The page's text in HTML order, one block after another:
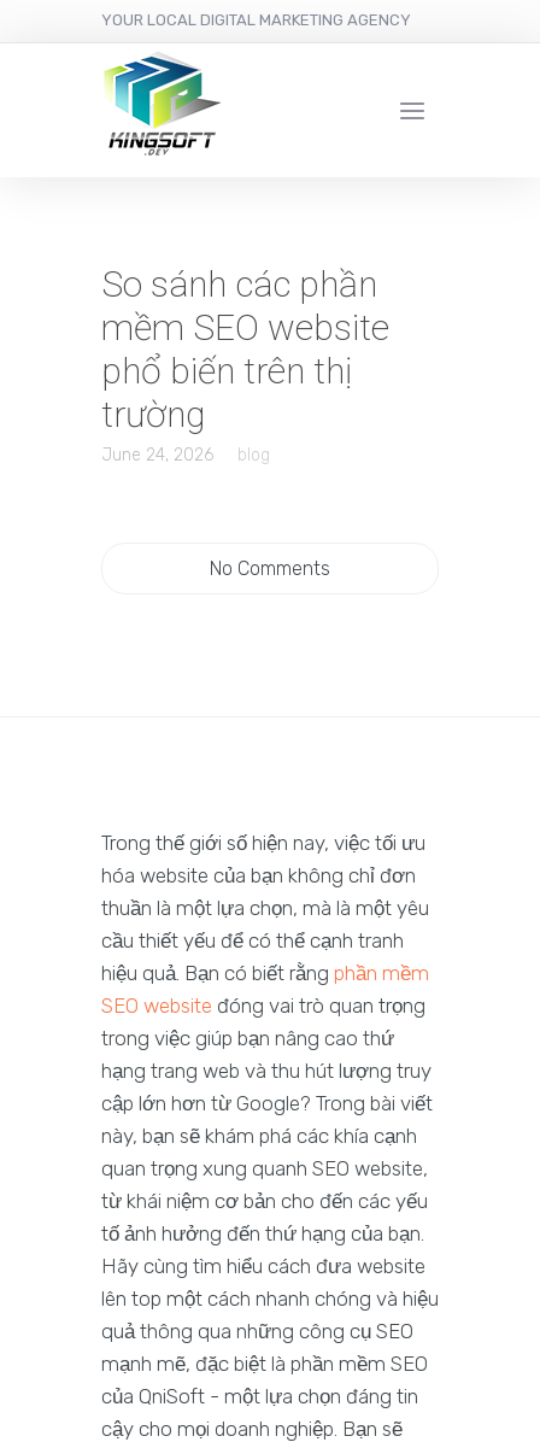
YOUR LOCAL DIGITAL MARKETING AGENCY
So sánh các phần
mềm SEO website
phổ biến trên thị
trường
June 24, 2026 blog
No Comments
Trong thế giới số hiện nay, việc tối ưu
hóa website của bạn không chỉ đơn
thuần là một lựa chọn, mà là một yêu
cầu thiết yếu để có thể cạnh tranh
hiệu quả. Bạn có biết rằng phần mềm
SEO website đóng vai trò quan trọng
trong việc giúp bạn nâng cao thứ
hạng trang web và thu hút lượng truy
cập lớn hơn từ Google? Trong bài viết
này, bạn sẽ khám phá các khía cạnh
quan trọng xung quanh SEO website,
từ khái niệm cơ bản cho đến các yếu
tố ảnh hưởng đến thứ hạng của bạn.
Hãy cùng tìm hiểu cách đưa website
lên top một cách nhanh chóng và hiệu
quả thông qua những công cụ SEO
mạnh mẽ, đặc biệt là phần mềm SEO
của QniSoft - một lựa chọn đáng tin
cậy cho mọi doanh nghiệp. Bạn sẽ